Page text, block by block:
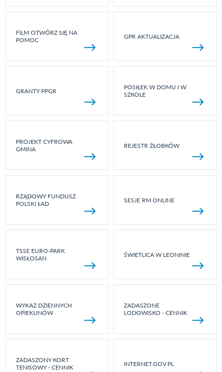
FILM OTWÓRZ SIĘ NA
POMOC
GPR AKTUALIZACJA
GRANTY PPGR
POSIŁEK W DOMU I W
SZKOLE
PROJEKT CYFROWA
GMINA
REJESTR ŻŁOBKÓW
RZĄDOWY FUNDUSZ
POLSKI ŁAD
SESJE RM ONLINE
TSSE EURO-PARK
WISŁOSAN
ŚWIETLICA W LEONINIE
WYKAZ DZIENNYCH
OPIEKUNÓW
ZADASZONE
LODOWISKO - CENNIK
ZADASZONY KORT
TENISOWY - CENNIK
INTERNET.GOV.PL